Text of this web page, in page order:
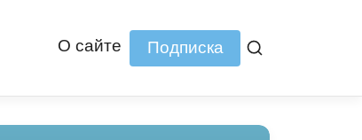
О сайте Подписка